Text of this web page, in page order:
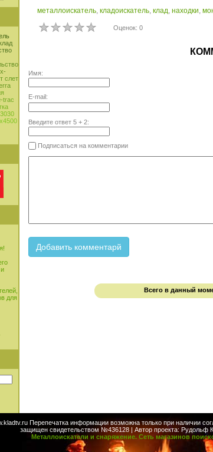
x-
слет
trac
для
металлоискатель, кладоискатель, клад, находки,
Оценок: 0
Имя:
E-mail:
Введите ответ 5+ 2:
Подписаться на комментарии
Всего в данный
Перепечатка информации возможна только при наличии
защищен свидетельством №436128 | Автор проекта: Рудольф
Металлоискатели и снаряжение. Сеть магазинов